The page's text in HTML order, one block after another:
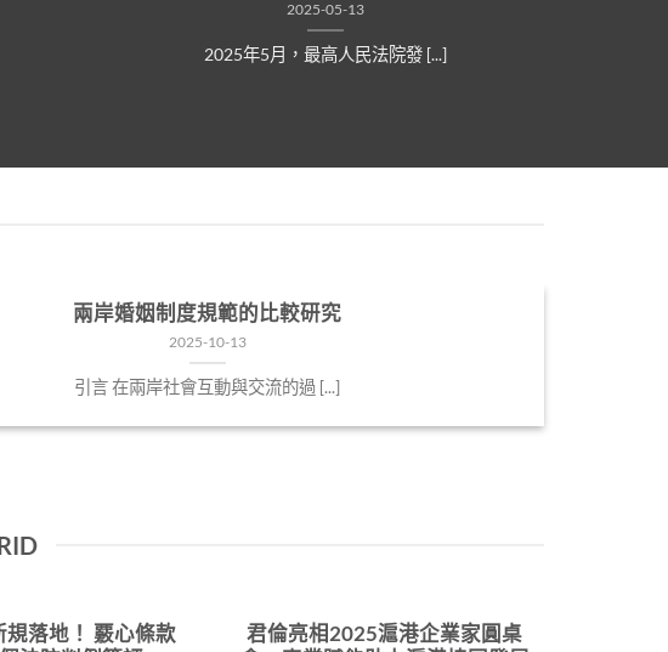
2025-05-13
2025年5月，最高人民法院發 [...]
兩岸婚姻制度規範的比較研究
2025-10-13
引言 在兩岸社會互動與交流的過 [...]
落地！ 覈心條款
君倫亮相2025滬港企業家圓桌